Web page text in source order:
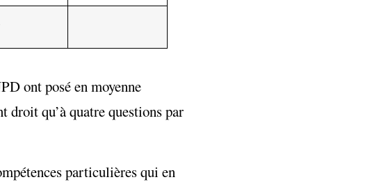
ont posé en moyenne
droit qu’à quatre questions par
particulières qui en